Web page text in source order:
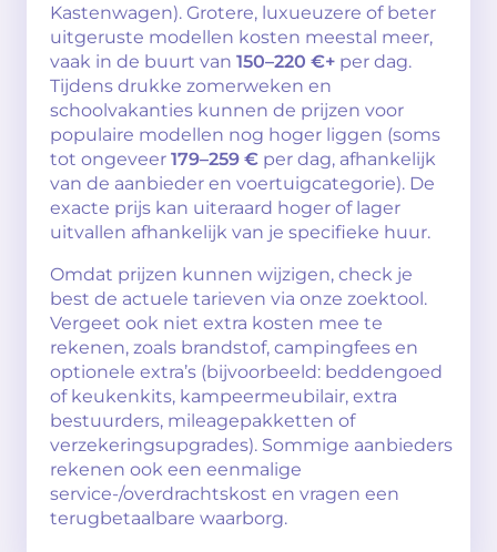
Kastenwagen). Grotere, luxueuzere of beter
uitgeruste modellen kosten meestal meer,
vaak in de buurt van 150–220 €+ per dag.
Tijdens drukke zomerweken en
schoolvakanties kunnen de prijzen voor
populaire modellen nog hoger liggen (soms
tot ongeveer 179–259 € per dag, afhankelijk
van de aanbieder en voertuigcategorie). De
exacte prijs kan uiteraard hoger of lager
uitvallen afhankelijk van je specifieke huur.
Omdat prijzen kunnen wijzigen, check je
best de actuele tarieven via onze zoektool.
Vergeet ook niet extra kosten mee te
rekenen, zoals brandstof, campingfees en
optionele extra’s (bijvoorbeeld: beddengoed
of keukenkits, kampeermeubilair, extra
bestuurders, mileagepakketten of
verzekeringsupgrades). Sommige aanbieders
rekenen ook een eenmalige
service-/overdrachtskost en vragen een
terugbetaalbare waarborg.